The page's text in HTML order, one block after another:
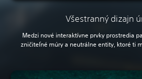
Všestranný dizajn
Medzi nové interaktívne prvky prostredia
zničiteľné múry a neutrálne entity, ktoré ti